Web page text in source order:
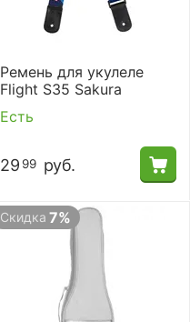
Ремень для укулеле
Flight S35 Sakura
Есть
29 99 руб.
Скидка 7%